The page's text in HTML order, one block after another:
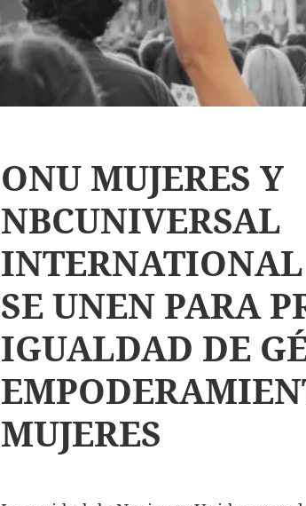
ONU MUJERES Y
NBCUNIVERSAL
SE UNEN PARA
IGUALDAD DE
MUJERES